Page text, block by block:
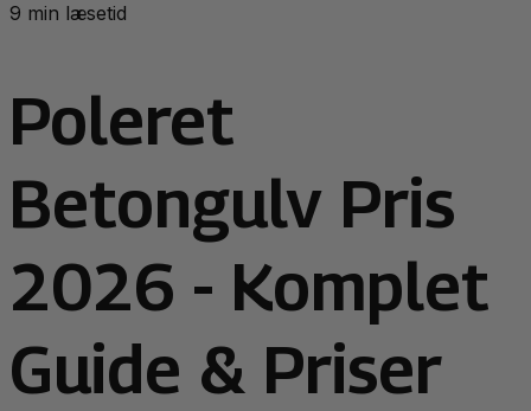
9 min læsetid
Poleret
Betongulv Pris
2026 - Komplet
Guide & Priser